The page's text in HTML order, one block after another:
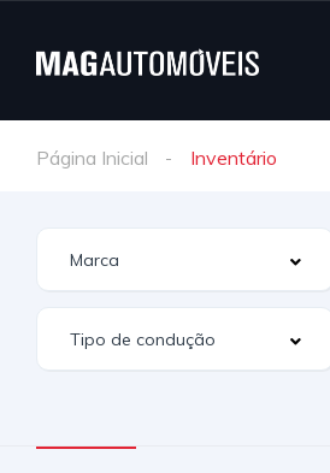
Página Inicial Inventário